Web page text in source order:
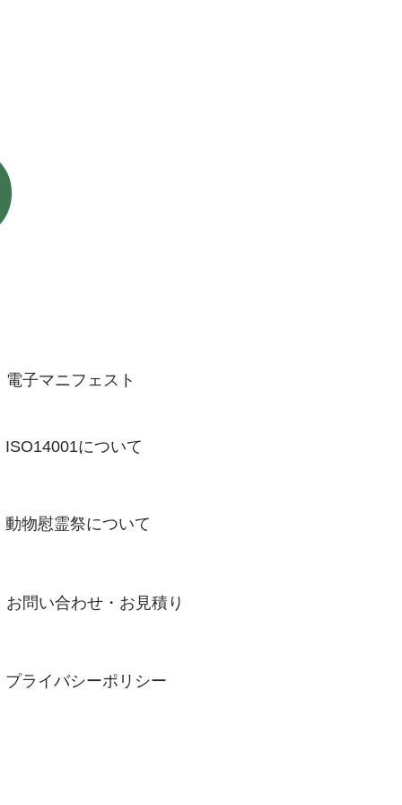
​電子マニフェスト
​ISO14001について
​動物慰霊祭について
​お問い合わせ・お見積り
​プライバシーポリシー